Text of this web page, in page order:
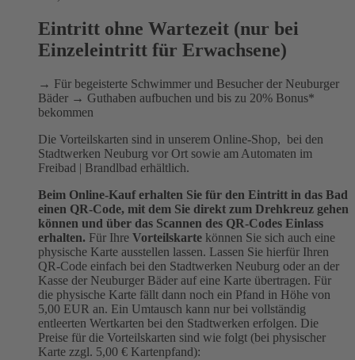
Eintritt ohne Wartezeit (nur bei
Einzeleintritt für Erwachsene)
→ Für begeisterte Schwimmer und Besucher der Neuburger
Bäder → Guthaben aufbuchen und bis zu 20% Bonus*
bekommen
Die Vorteilskarten sind in unserem Online-Shop, bei den
Stadtwerken Neuburg vor Ort sowie am Automaten im
Freibad | Brandlbad erhältlich.
Beim Online-Kauf erhalten Sie für den Eintritt in das Bad
einen QR-Code, mit dem Sie direkt zum Drehkreuz gehen
können und über das Scannen des QR-Codes Einlass
erhalten. Für Ihre Vorteilskarte können Sie sich auch eine
physische Karte ausstellen lassen. Lassen Sie hierfür Ihren
QR-Code einfach bei den Stadtwerken Neuburg oder an der
Kasse der Neuburger Bäder auf eine Karte übertragen. Für
die physische Karte fällt dann noch ein Pfand in Höhe von
5,00 EUR an. Ein Umtausch kann nur bei vollständig
entleerten Wertkarten bei den Stadtwerken erfolgen. Die
Preise für die Vorteilskarten sind wie folgt (bei physischer
Karte zzgl. 5,00 € Kartenpfand):